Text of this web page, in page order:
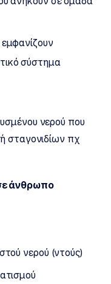
σύστημα
νερού που
σταγονιδίων πχ
άνθρωπο
νερού (ντούς)